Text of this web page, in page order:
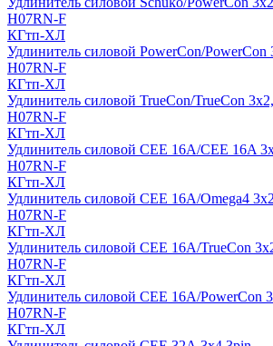
H07RN-F
КГтп-ХЛ
Удлинитель силовой PowerCon/PowerCon
H07RN-F
КГтп-ХЛ
Удлинитель силовой TrueCon/TrueCon
H07RN-F
КГтп-ХЛ
Удлинитель силовой CEE 16A/CEE 16A
H07RN-F
КГтп-ХЛ
Удлинитель силовой CEE 16A/Omega4
H07RN-F
КГтп-ХЛ
Удлинитель силовой CEE 16A/TrueCon
H07RN-F
КГтп-ХЛ
Удлинитель силовой CEE 16A/PowerCon
H07RN-F
КГтп-ХЛ